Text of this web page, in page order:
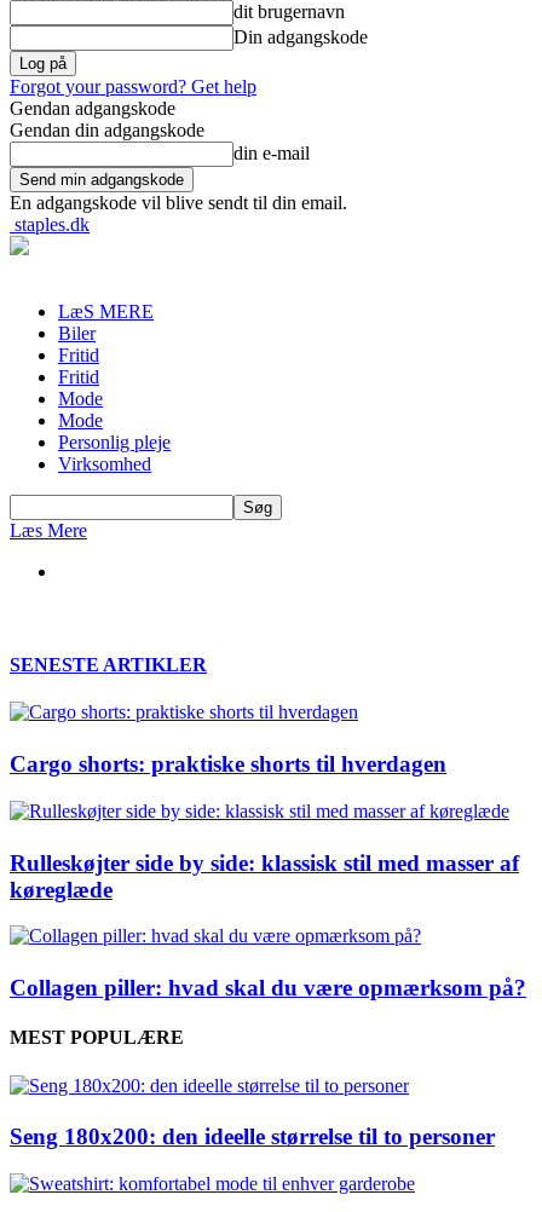
dit brugernavn
Din adgangskode
Forgot your password? Get help
Gendan adgangskode
Gendan din adgangskode
din e-mail
En adgangskode vil blive sendt til din email.
staples.dk
LæS MERE
Biler
Fritid
Fritid
Mode
Mode
Personlig pleje
Virksomhed
Læs Mere
SENESTE ARTIKLER
Cargo shorts: praktiske shorts til hverdagen
Rulleskøjter side by side: klassisk stil med masser af
køreglæde
Collagen piller: hvad skal du være opmærksom på?
MEST POPULÆRE
Seng 180x200: den ideelle størrelse til to personer